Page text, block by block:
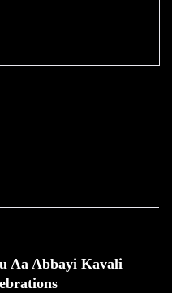
Aa Abbayi Kavali